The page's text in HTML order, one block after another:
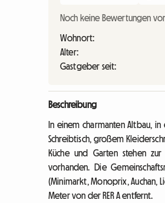
Noch keine Bewertungen
Wohnort:
Alter:
Gastgeber seit:
Beschreibung
In einem charmanten Altbau,
Schreibtisch, großem
Küche und Garten stehen zur
vorhanden. Die
(Minimarkt, Monoprix, Auchan,
Meter von der RER A entfernt.